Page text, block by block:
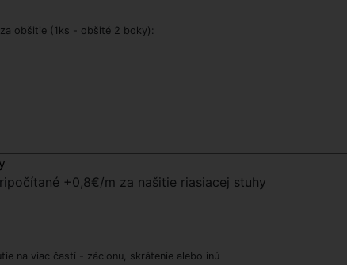
obšitie (1ks - obšité 2 boky):
+0,8€/m za našitie riasiacej stuhy
na viac častí - záclonu, skrátenie alebo inú